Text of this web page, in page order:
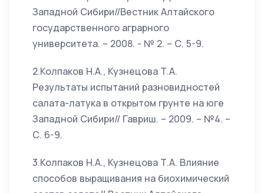
Западной Сибири//Вестник Алтайского
государственного аграрного
университета. – 2008. - № 2. – С. 5-9.
2.Колпаков Н.А., Кузнецова Т.А.
Результаты испытаний разновидностей
салата-латука в открытом грунте на юге
Западной Сибири// Гавриш. – 2009. – №4. –
С. 6-9.
3.Колпаков Н.А., Кузнецова Т.А. Влияние
способов выращивания на биохимический